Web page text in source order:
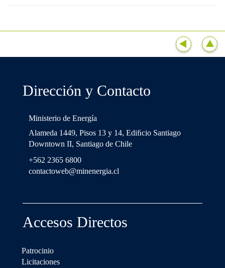
Dirección y Contacto
Ministerio de Energía
Alameda 1449, Pisos 13 y 14, Ediﬁcio Santiago
Downtown II, Santiago de Chile
+562 2365 6800
contactoweb@minenergia.cl
Accesos Directos
Patrocinio
Licitaciones